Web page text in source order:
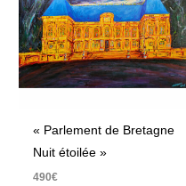
« Parlement de Bretagne
Nuit étoilée »
490€